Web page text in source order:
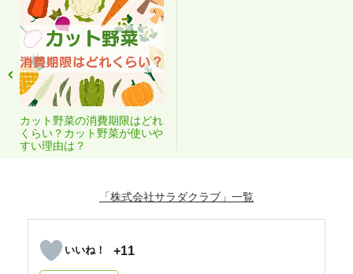
カット野菜の消費期限はどれ
くらい？カット野菜が使いや
すい理由は？
「株式会社サラダクラブ」
+11